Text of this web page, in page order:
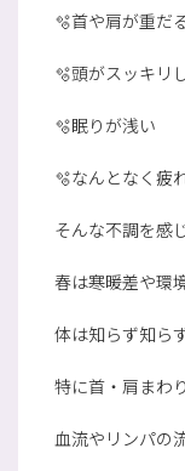
🫧首や肩が重だ
🫧頭がスッキリ
🫧眠りが浅い
🫧なんとなく疲
そんな不調を感
春は寒暖差や環
体は知らず知ら
特に首・肩まわ
血流やリンパの